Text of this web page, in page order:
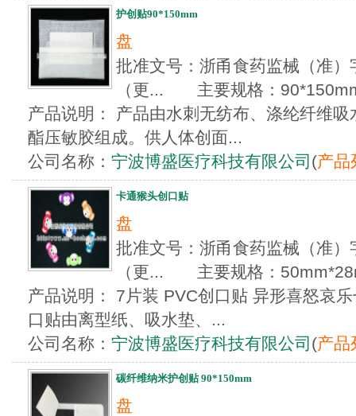
护创贴90*150mm
盘
批准文号：浙甬食药监械（准
（更... 主要规格：
产品说明： 产品由水刺无纺布、涤纶纤维
酯压敏胶组成。供人体创面...
公司名称： 宁波博盛医疗科技有限公司 (产品
卡通猴头创口贴
盘
批准文号：浙甬食药监械（准
（更... 主要规格：
产品说明： 7片装 PVC创口贴 异形喜怒哀
口贴由离型纸、吸水垫、...
公司名称： 宁波博盛医疗科技有限公司 (产品
碳纤维纳米护创贴 90*150mm
盘